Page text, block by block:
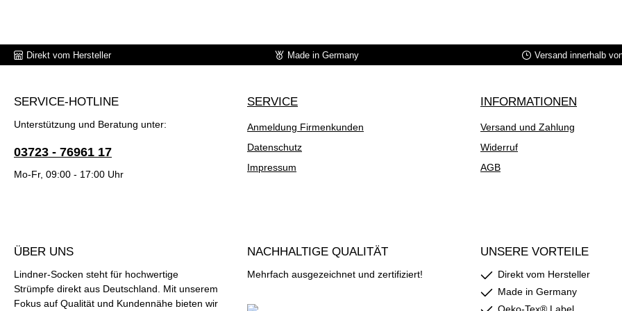
Direkt vom Hersteller Made in Germany Versand innerhalb
SERVICE-HOTLINE
Unterstützung und Beratung unter:
03723 - 76961 17
Mo-Fr, 09:00 - 17:00 Uhr
SERVICE
Anmeldung Firmenkunden
Datenschutz
Impressum
INFORMATIONEN
Versand und Zahlung
Widerruf
AGB
ÜBER UNS
Lindner-Socken steht für hochwertige
Strümpfe direkt aus Deutschland. Mit unserem
Fokus auf Qualität und Kundennähe bieten wir
NACHHALTIGE QUALITÄT
Mehrfach ausgezeichnet und zertifiziert!
UNSERE VORTEILE
Direkt vom Hersteller
Made in Germany